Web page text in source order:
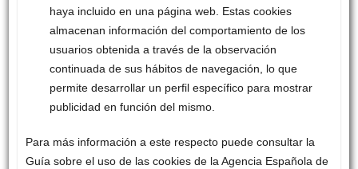
haya incluido en una página web. Estas cookies
almacenan información del comportamiento de los
usuarios obtenida a través de la observación
continuada de sus hábitos de navegación, lo que
permite desarrollar un perfil específico para mostrar
publicidad en función del mismo.
Para más información a este respecto puede consultar la
Guía sobre el uso de las cookies de la Agencia Española de